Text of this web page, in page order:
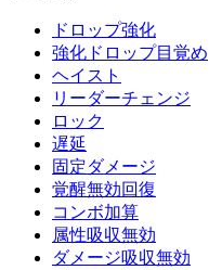
ドロップ強化
強化ドロップ目覚め
ヘイスト
リーダーチェンジ
ロック
遅延
固定ダメージ
覚醒無効回復
コンボ加算
属性吸収無効
ダメージ吸収無効